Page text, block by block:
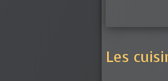
Les